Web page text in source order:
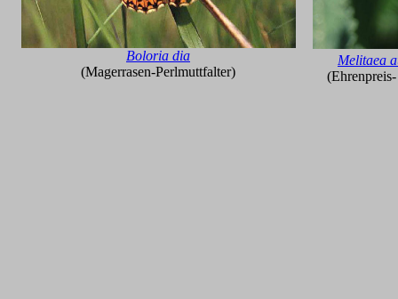
Boloria dia
(Magerrasen-Perlmuttfalter)
Melitaea